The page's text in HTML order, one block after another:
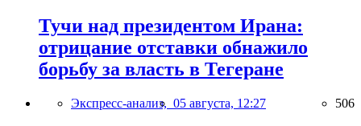
Тучи над президентом Ирана:
отрицание отставки обнажило
борьбу за власть в Тегеране
Экспресс-анализ, 05 августа, 12:27 506